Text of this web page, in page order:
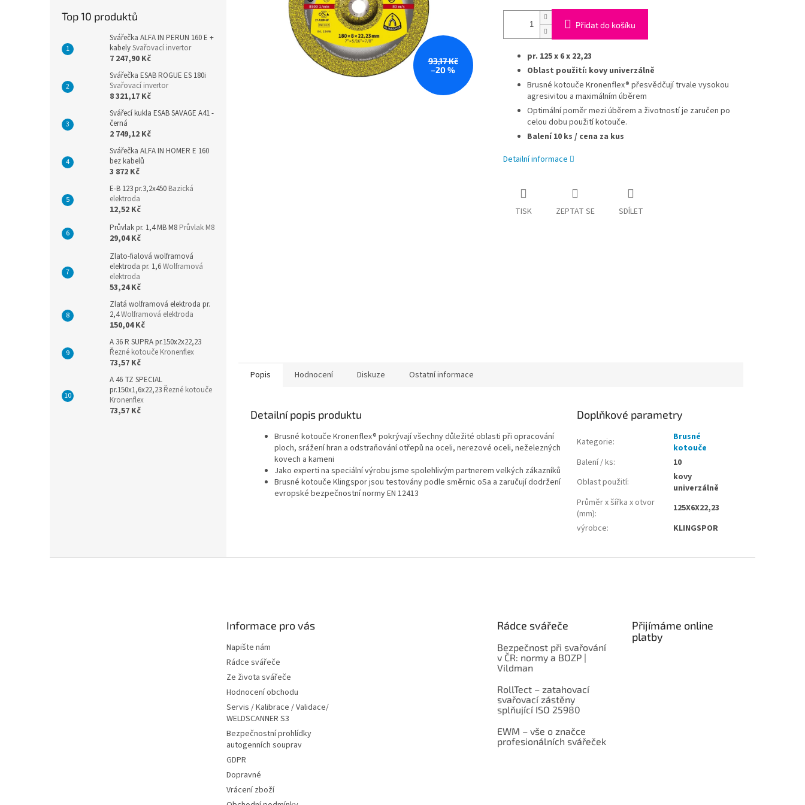
Top 10 produktů
Svářečka ALFA IN PERUN 160 E +
kabelySvařovací invertor
7 247,90 Kč
Svářečka ESAB ROGUE ES 180i
Svařovací invertor
8 321,17 Kč
Svářecí kukla ESAB SAVAGE A41 -
černá
2 749,12 Kč
Svářečka ALFA IN HOMER E 160
bez kabelů
3 872 Kč
E-B 123 pr.3,2x450 Bazická
elektroda
12,52 Kč
Průvlak pr. 1,4 MB M8 Průvlak M8
29,04 Kč
Zlato-fialová wolframová
elektroda pr. 1,6Wolframová
elektroda
53,24 Kč
Zlatá wolframová elektroda pr.
2,4Wolframová elektroda
150,04 Kč
A 36 R SUPRA pr.150x2x22,23
Řezné kotouče Kronenflex
73,57 Kč
A 46 TZ SPECIAL
pr.150x1,6x22,23 Řezné kotouče
Kronenflex
73,57 Kč
93,17 Kč
–20 %
Přidat do košíku
pr. 125 x 6 x 22,23
Oblast použití: kovy univerzálně
Brusné kotouče Kronenflex® přesvědčují trvale vysokou
agresivitou a maximálním úběrem
Optimální poměr mezi úběrem a životností je zaručen po
celou dobu použití kotouče.
Balení 10 ks / cena za kus
Detailní informace
TISK ZEPTAT SE SDÍLET
Popis Hodnocení Diskuze Ostatní informace
Detailní popis produktu
Brusné kotouče Kronenflex® pokrývají všechny důležité oblasti při opracování
ploch, srážení hran a odstraňování otřepů na oceli, nerezové oceli, neželezných
kovech a kameni
Jako experti na speciální výrobu jsme spolehlivým partnerem velkých zákazníků
Brusné kotouče Klingspor jsou testovány podle směrnic oSa a zaručují dodržení
evropské bezpečnostní normy EN 12413
Doplňkové parametry
Kategorie:
Brusné
kotouče
Balení / ks:
10
Oblast použití:
kovy
univerzálně
Průměr x šířka x otvor
(mm):
125X6X22,23
výrobce: KLINGSPOR
Informace pro vás
Napište nám
Rádce svářeče
Ze života svářeče
Hodnocení obchodu
Servis / Kalibrace / Validace/
WELDSCANNER S3
Bezpečnostní prohlídky
autogenních souprav
GDPR
Dopravné
Vrácení zboží
Rádce svářeče
Bezpečnost při svařování
v ČR: normy a BOZP |
Vildman
RollTect – zatahovací
svařovací zástěny
splňující ISO 25980
EWM – vše o značce
profesionálních svářeček
Přijímáme online
platby